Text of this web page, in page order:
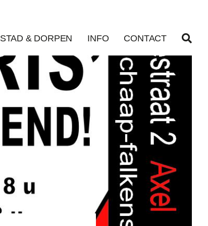
STAD & DORPEN INFO CONTACT